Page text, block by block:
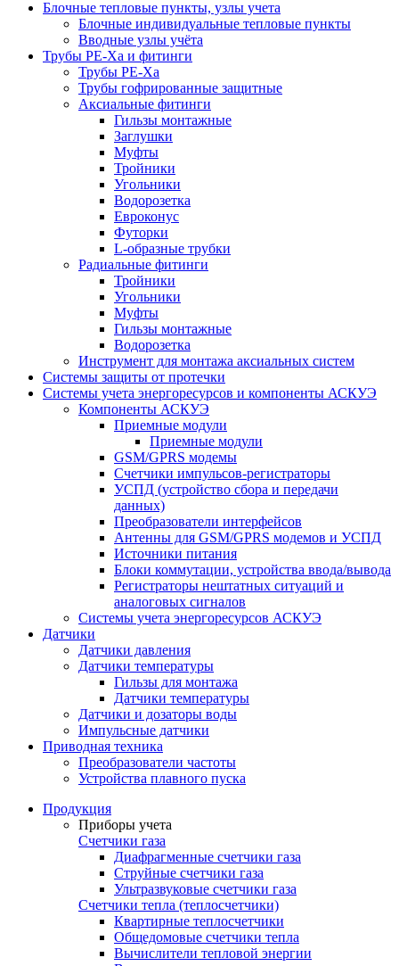
Блочные тепловые пункты, узлы учета
Блочные индивидуальные тепловые пункты
Вводные узлы учёта
Трубы РЕ-Ха и фитинги
Трубы РЕ-Ха
Трубы гофрированные защитные
Аксиальные фитинги
Гильзы монтажные
Заглушки
Муфты
Тройники
Угольники
Водорозетка
Евроконус
Футорки
L-образные трубки
Радиальные фитинги
Тройники
Угольники
Муфты
Гильзы монтажные
Водорозетка
Инструмент для монтажа аксиальных систем
Системы защиты от протечки
Системы учета энергоресурсов и компоненты АСКУЭ
Компоненты АСКУЭ
Приемные модули
Приемные модули
GSM/GPRS модемы
Счетчики импульсов-регистраторы
УСПД (устройство сбора и передачи
данных)
Преобразователи интерфейсов
Антенны для GSM/GPRS модемов и УСПД
Источники питания
Блоки коммутации, устройства ввода/вывода
Регистраторы нештатных ситуаций и
аналоговых сигналов
Системы учета энергоресурсов АСКУЭ
Датчики
Датчики давления
Датчики температуры
Гильзы для монтажа
Датчики температуры
Датчики и дозаторы воды
Импульсные датчики
Приводная техника
Преобразователи частоты
Устройства плавного пуска
Продукция
Приборы учета
Счетчики газа
Диафрагменные счетчики газа
Струйные счетчики газа
Ультразвуковые счетчики газа
Счетчики тепла (теплосчетчики)
Квартирные теплосчетчики
Общедомовые счетчики тепла
Вычислители тепловой энергии